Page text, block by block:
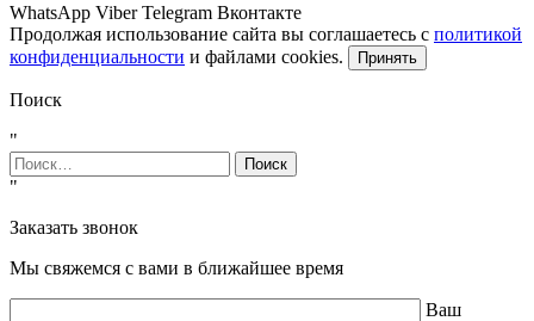
WhatsApp Viber Telegram Вконтакте
Продолжая использование сайта вы соглашаетесь с политикой
конфиденциальности и файлами cookies. Принять
Поиск
"
Найти:
"
Заказать звонок
Мы свяжемся с вами в ближайшее время
Ваш